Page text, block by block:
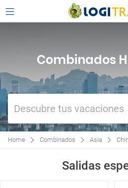
Combinados
Descubre tus vacaciones
Home Combinados Asia
Salidas